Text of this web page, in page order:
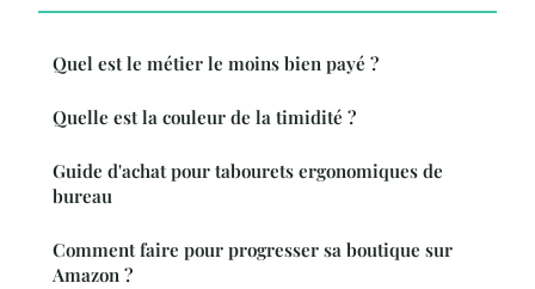
Quel est le métier le moins bien payé ?
Quelle est la couleur de la timidité ?
Guide d'achat pour tabourets ergonomiques de
bureau
Comment faire pour progresser sa boutique sur
Amazon ?